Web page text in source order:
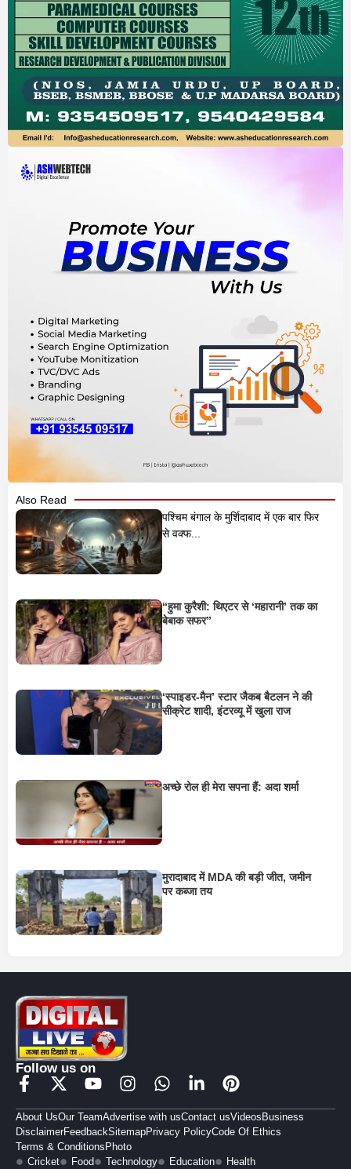
Also Read
पश्चिम बंगाल के मुर्शिदाबाद में एक बार फिर
से वक्फ...
“हुमा कुरैशी: थिएटर से ‘महारानी’ तक का
बेबाक सफर”
‘स्पाइडर-मैन’ स्टार जैकब बैटलन ने की
सीक्रेट शादी, इंटरव्यू में खुला राज
अच्छे रोल ही मेरा सपना हैं: अदा शर्मा
मुरादाबाद में MDA की बड़ी जीत, जमीन
पर कब्जा तय
Follow us on
About UsOur TeamAdvertise with usContact usVideos Business
DisclaimerFeedbackSitemapPrivacy PolicyCode Of Ethics
Terms & Conditions Photo
Cricket
Food Technology Education Health